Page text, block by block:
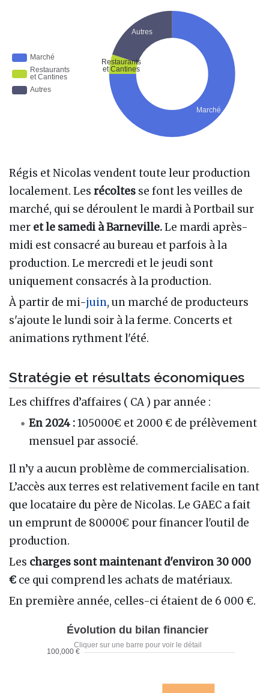
Régis et Nicolas vendent toute leur production
localement. Les récoltes se font les veilles de
marché, qui se déroulent le mardi à Portbail sur
mer et le samedi à Barneville.Le mardi après-
midi est consacré au bureau et parfois à la
production. Le mercredi et le jeudi sont
uniquement consacrés à la production.
À partir de mi-juin, un marché de producteurs
s'ajoute le lundi soir à la ferme. Concerts et
animations rythment l'été.
Stratégie et résultats économiques
Les chiffres d’affaires ( CA ) par année :
En 2024 :105000€ et 2000 € de prélèvement
mensuel par associé.
Il n’y a aucun problème de commercialisation.
L’accès aux terres est relativement facile en tant
que locataire du père de Nicolas. Le GAEC a fait
un emprunt de 80000€ pour financer l'outil de
production.
Les charges sont maintenant d'environ 30 000
€ ce qui comprend les achats de matériaux.
En première année, celles-ci étaient de 6 000 €.